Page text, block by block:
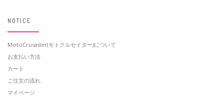
NOTICE
MotoCrusader(モトクルセイダー)について
お支払い方法
カート
ご注文の流れ
マイページ